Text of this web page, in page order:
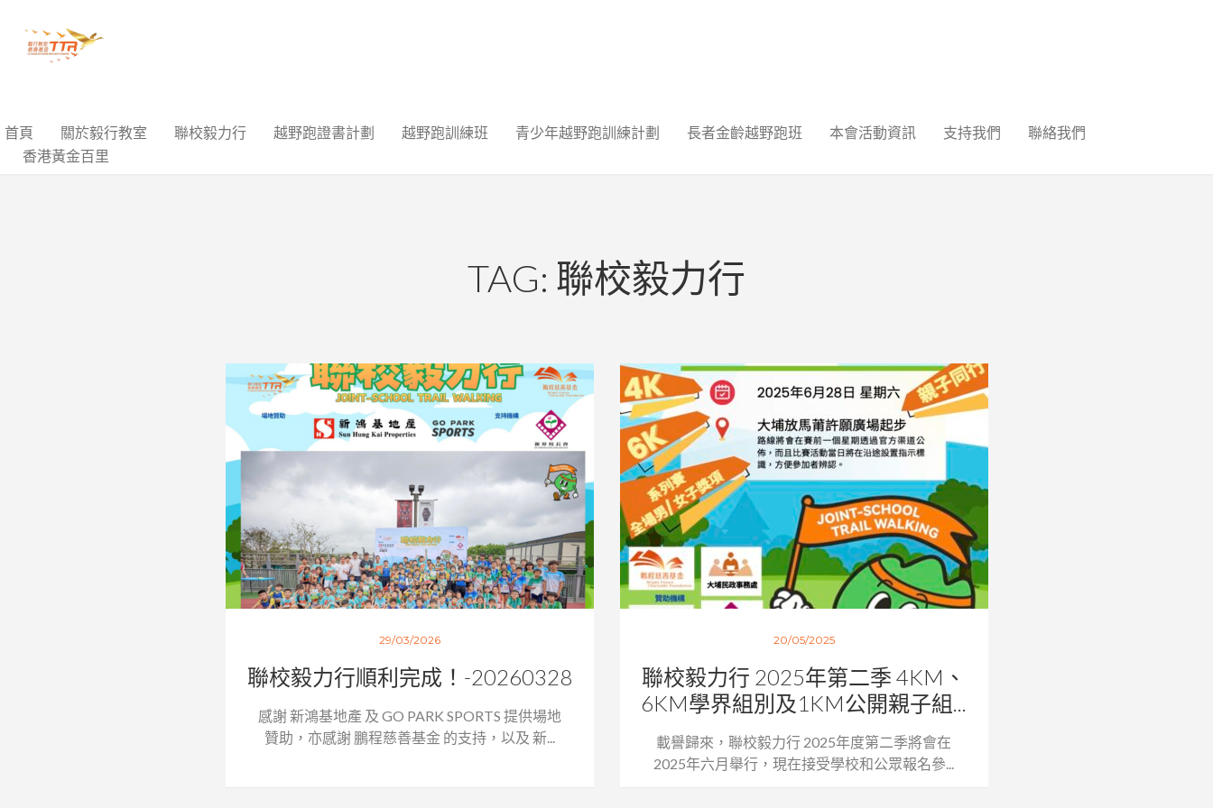
首頁 關於毅行教室 聯校毅力行 越野跑證書計劃 越野跑訓練班 青少年越野跑訓練計劃 長者金齡越野跑班 本會活動資訊 支持我們
聯絡我們
香港黃金百里
TAG: 聯校毅力行
29/03/2026
聯校毅力行順利完成！-20260328
感謝 新鴻基地產 及 GO PARK SPORTS 提供場地
贊助，亦感謝 鵬程慈善基金 的支持，以及 新...
20/05/2025
聯校毅力行 2025年第二季 4KM、
6KM學界組別及1KM公開親子組...
載譽歸來，聯校毅力行 2025年度第二季將會在
2025年六月舉行，現在接受學校和公眾報名參...